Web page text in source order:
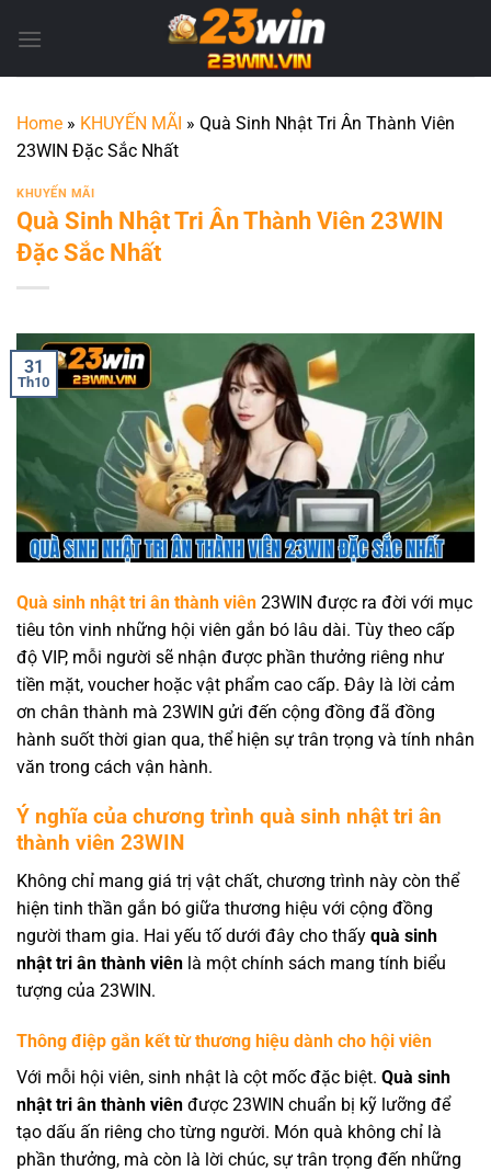
qua
Home » KHUYẾN MÃI » Quà Sinh Nhật Tri Ân Thành Viên
23WIN Đặc Sắc Nhất
KHUYẾN MÃI
Quà Sinh Nhật Tri Ân Thành Viên 23WIN
Đặc Sắc Nhất
31
Th10
Quà sinh nhật tri ân thành viên 23WIN được ra đời với mục
tiêu tôn vinh những hội viên gắn bó lâu dài. Tùy theo cấp
độ VIP, mỗi người sẽ nhận được phần thưởng riêng như
tiền mặt, voucher hoặc vật phẩm cao cấp. Đây là lời cảm
ơn chân thành mà 23WIN gửi đến cộng đồng đã đồng
hành suốt thời gian qua, thể hiện sự trân trọng và tính nhân
văn trong cách vận hành.
Ý nghĩa của chương trình quà sinh nhật tri ân
thành viên 23WIN
Không chỉ mang giá trị vật chất, chương trình này còn thể
hiện tinh thần gắn bó giữa thương hiệu với cộng đồng
người tham gia. Hai yếu tố dưới đây cho thấy quà sinh
nhật tri ân thành viên là một chính sách mang tính biểu
tượng của 23WIN.
Thông điệp gắn kết từ thương hiệu dành cho hội viên
Với mỗi hội viên, sinh nhật là cột mốc đặc biệt. Quà sinh
nhật tri ân thành viên được 23WIN chuẩn bị kỹ lưỡng để
tạo dấu ấn riêng cho từng người. Món quà không chỉ là
phần thưởng, mà còn là lời chúc, sự trân trọng đến những